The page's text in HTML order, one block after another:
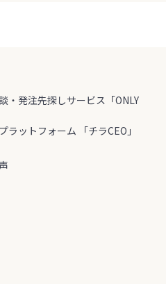
・発注先探しサービス「ONLY
ットフォーム 「チラCEO」